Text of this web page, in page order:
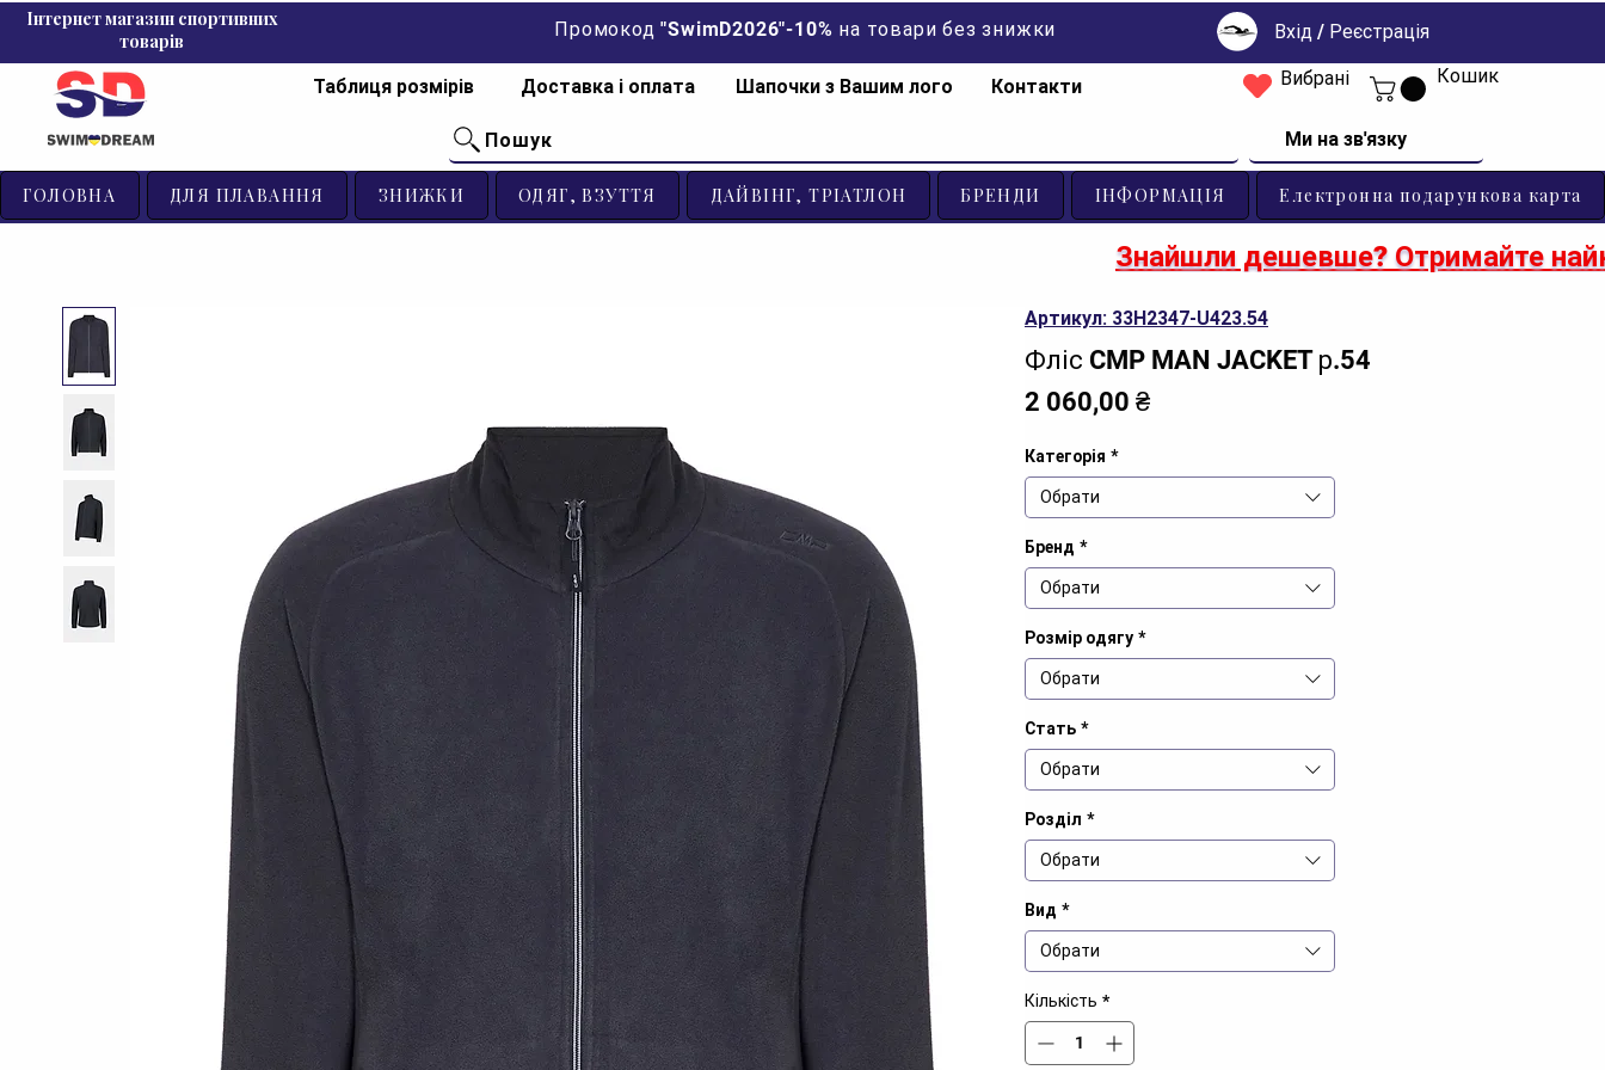
Інтернет магазин спортивних
товарів
Промокод "SwimD2026"-10% на товари без знижки Вхід / Реєстрація
Таблиця розмірів Доставка і оплата Шапочки з Вашим лого Контакти Вибрані Кошик
Пошук Ми на зв'язку
ГОЛОВНА ДЛЯ ПЛАВАННЯ ЗНИЖКИ ОДЯГ, ВЗУТТЯ ДАЙВІНГ, ТРІАТЛОН БРЕНДИ ІНФОРМАЦІЯ Електронна подарункова карта
Артикул: 33H2347-U423.54
Фліс CMP MAN JACKET р.54
2 060,00 ₴Ціна
Категорія *
Обрати
Бренд *
Обрати
Розмір одягу *
Обрати
Стать *
Обрати
Розділ *
Обрати
Вид *
Обрати
Кількість *
Знайшли дешевше? Отримайте